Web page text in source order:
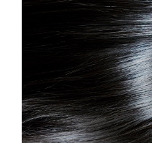
COSMOPROF
Cosmprof Worldwide
presenta THE BEAUTY
WELLNESS
TEMI